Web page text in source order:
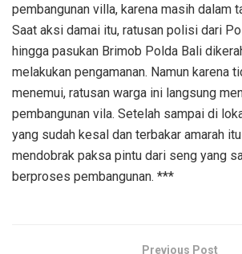
pembangunan villa, karena masih dalam
Saat aksi damai itu, ratusan polisi dari
hingga pasukan Brimob Polda Bali
melakukan pengamanan. Namun karena
menemui, ratusan warga ini langsung
pembangunan vila. Setelah sampai di
yang sudah kesal dan terbakar amarah
mendobrak paksa pintu dari seng yang
berproses pembangunan. ***
Previous Post